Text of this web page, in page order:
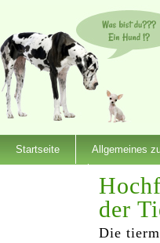
Startseite Allgemeines
der
Die